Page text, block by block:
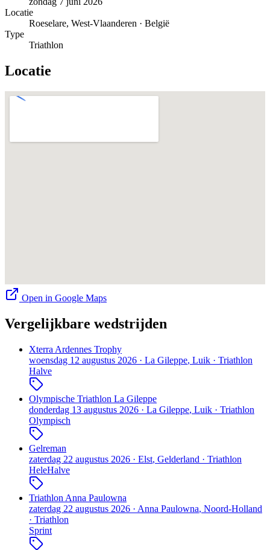
Locatie
Roeselare, West-Vlaanderen · België
Type
Triathlon
Locatie
Open in Google Maps
Vergelijkbare wedstrijden
Xterra Ardennes Trophy
woensdag 12 augustus 2026 · La Gileppe, Luik · Triathlon
Halve
Olympische Triathlon La Gileppe
donderdag 13 augustus 2026 · La Gileppe, Luik · Triathlon
Olympisch
Gelreman
zaterdag 22 augustus 2026 · Elst, Gelderland · Triathlon
HeleHalve
Triathlon Anna Paulowna
zaterdag 22 augustus 2026 · Anna Paulowna, Noord-Holland
· Triathlon
Sprint